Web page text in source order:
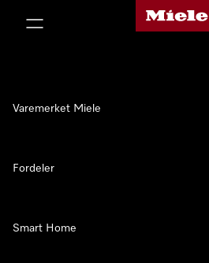
Mieles
Varemerket Miele
Fordeler
Smart Home